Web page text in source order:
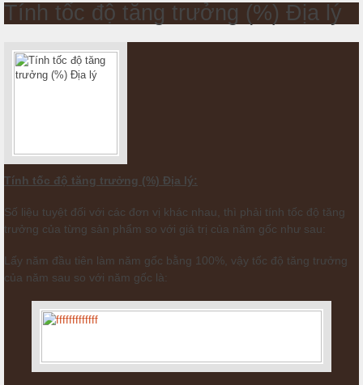
Tính tốc độ tăng trưởng (%) Địa lý
Tính tốc độ tăng trưởng (%) Địa lý:
Số liệu tuyệt đối với các đơn vị khác nhau, thì phải tính tốc độ tăng
trưởng của từng sản phẩm so với giá trị của năm gốc như sau:
Lấy năm đầu tiên làm năm gốc bằng 100%, vậy tốc độ tăng trưởng
của năm sau so với năm gốc là: